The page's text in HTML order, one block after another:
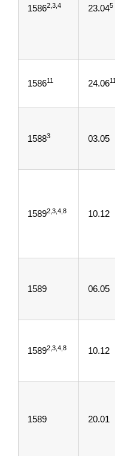
15862,3,4 23.045
158611 24.0611
15883 03.05
15892,3,4,8 10.12
1589 06.05
15892,3,4,8 10.12
1589 20.01